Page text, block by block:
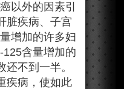
以外的因素引
脏疾病、子宫
增加的许多妇
含量增加的
不到一半。
疾病，使如此